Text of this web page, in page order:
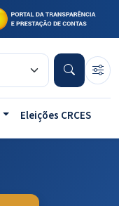
Eleições CRCES